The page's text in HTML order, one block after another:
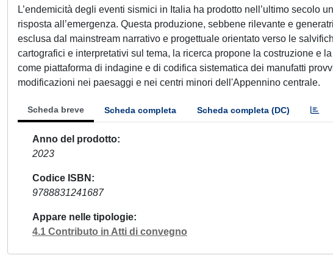
L’endemicità degli eventi sismici in Italia ha prodotto nell’ultimo secolo
risposta all’emergenza. Questa produzione, sebbene rilevante e
esclusa dal mainstream narrativo e progettuale orientato verso le
cartografici e interpretativi sul tema, la ricerca propone la costruzione e
come piattaforma di indagine e di codifica sistematica dei manufatti
modificazioni nei paesaggi e nei centri minori dell'Appennino centrale.
Scheda breve Scheda completa Scheda completa (DC)
Anno del prodotto
2023
Codice ISBN
9788831241687
Appare nelle tipologie
4.1 Contributo in Atti di convegno